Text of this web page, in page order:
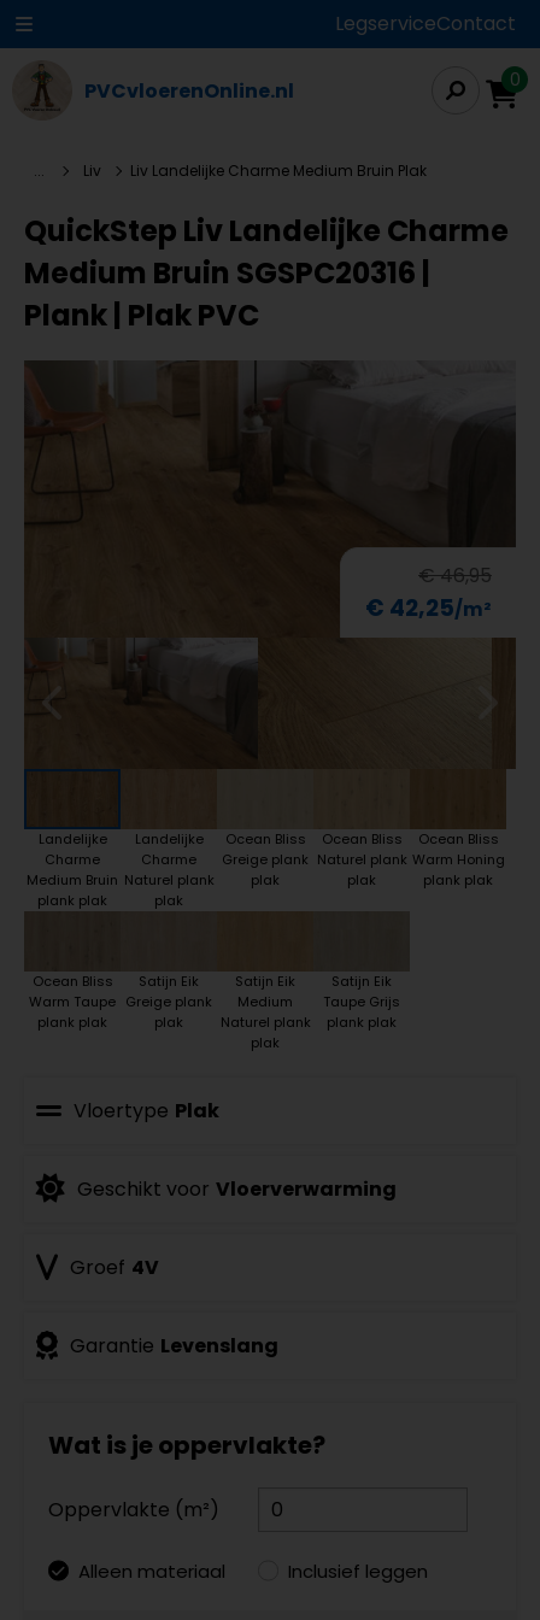
LegserviceContact
PVCvloerenOnline.nl 0
... Liv Liv Landelijke Charme Medium Bruin Plak
QuickStep Liv Landelijke Charme
Medium Bruin SGSPC20316 |
Plank | Plak PVC
€ 46,95
€ 42,25
Landelijke
Charme
Medium Bruin
plank plak
Landelijke
Charme
Naturel plank
plak
Ocean Bliss
Greige plank
plak
Ocean Bliss
Naturel plank
plak
Ocean Bliss
Warm Honing
plank plak
Ocean Bliss
Warm Taupe
plank plak
Satijn Eik
Greige plank
plak
Satijn Eik
Medium
Naturel plank
plak
Satijn Eik
Taupe Grijs
plank plak
Vloertype Plak
Geschikt voor Vloerverwarming
Groef 4V
Garantie Levenslang
Wat is je oppervlakte?
Oppervlakte (m²)
Alleen materiaal Inclusief leggen